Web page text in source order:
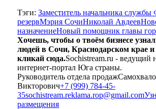
Тэги: Заместитель начальника
резервМэрия СочиНиколай Авдеев
назначениеНовый помощник главы
Хочешь, чтобы о твоём бизнесе
людей в Сочи, Краснодарском крае и
кликай сюда.Sochistream.ru - ведущий
интернет-портал Юга страны.
Руководитель отдела продаж
Викторович+7 (999) 784-45-
35sochistream.reklama.rop@gmail.com
размещения